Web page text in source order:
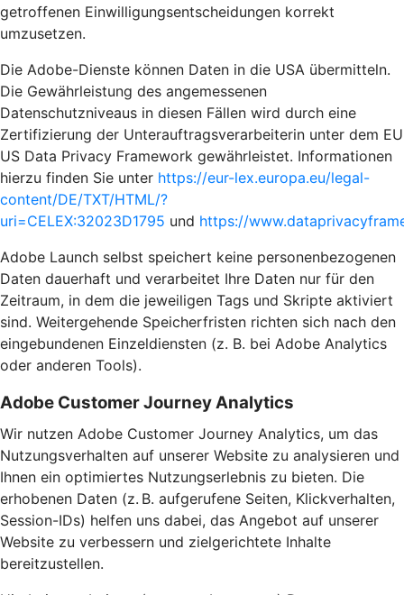
getroffenen Einwilligungsentscheidungen korrekt
umzusetzen.
Die Adobe-Dienste können Daten in die USA übermitteln.
Die Gewährleistung des angemessenen
Datenschutzniveaus in diesen Fällen wird durch eine
Zertifizierung der Unterauftragsverarbeiterin unter dem EU
US Data Privacy Framework gewährleistet. Informationen
hierzu finden Sie unter https://eur-lex.europa.eu/legal-
content/DE/TXT/HTML/?
uri=CELEX:32023D1795 und https://
Adobe Launch selbst speichert keine personenbezogenen
Daten dauerhaft und verarbeitet Ihre Daten nur für den
Zeitraum, in dem die jeweiligen Tags und Skripte aktiviert
sind. Weitergehende Speicherfristen richten sich nach den
eingebundenen Einzeldiensten (z. B. bei Adobe Analytics
oder anderen Tools).
Adobe Customer Journey Analytics
Wir nutzen Adobe Customer Journey Analytics, um das
Nutzungsverhalten auf unserer Website zu analysieren und
Ihnen ein optimiertes Nutzungserlebnis zu bieten. Die
erhobenen Daten (z. B. aufgerufene Seiten, Klickverhalten,
Session-IDs) helfen uns dabei, das Angebot auf unserer
Website zu verbessern und zielgerichtete Inhalte
bereitzustellen.